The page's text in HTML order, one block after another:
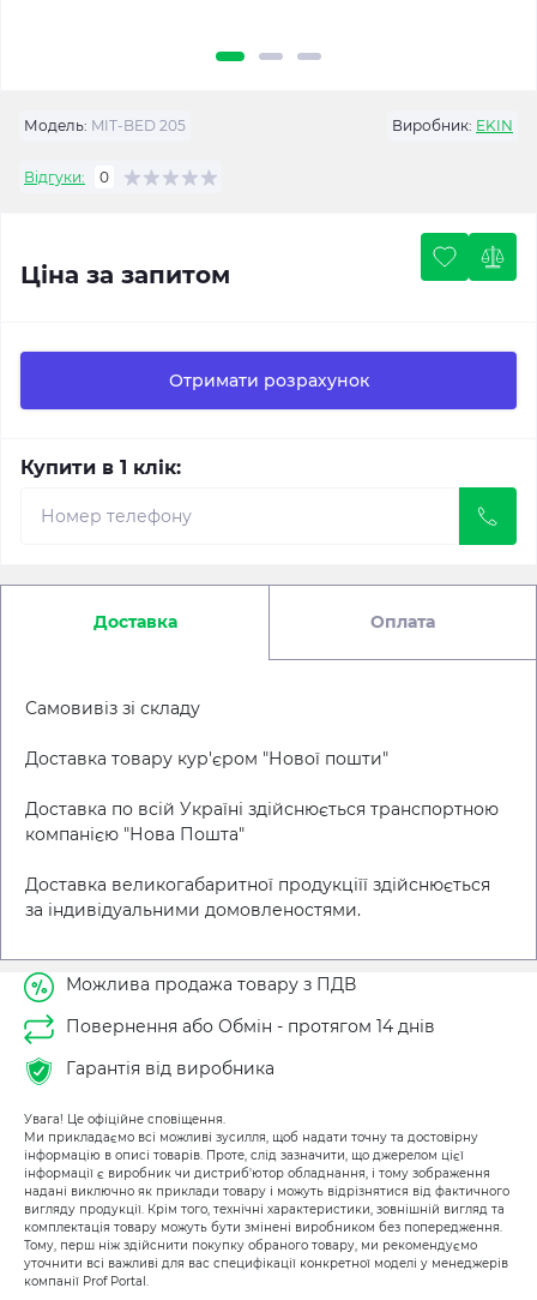
Модель: MIT-BED 205 Виробник: EKIN
Відгуки: 0
Ціна за запитом
Отримати розрахунок
Купити в 1 клік:
Доставка Оплата
Самовивіз зі складу
Доставка товару кур'єром "Нової пошти"
Доставка по всій Україні здійснюється транспортною
компанією "Нова Пошта"
Доставка великогабаритної продукціїї здійснюється
за індивідуальними домовленостями.
Можлива продажа товару з ПДВ
Повернення або Обмін - протягом 14 днів
Гарантія від виробника
Увага! Це офіційне сповіщення.
Ми прикладаємо всі можливі зусилля, щоб надати точну та достовірну
інформацію в описі товарів. Проте, слід зазначити, що джерелом цієї
інформації є виробник чи дистриб'ютор обладнання, і тому зображення
надані виключно як приклади товару і можуть відрізнятися від фактичного
вигляду продукції. Крім того, технічні характеристики, зовнішній вигляд та
комплектація товару можуть бути змінені виробником без попередження.
Тому, перш ніж здійснити покупку обраного товару, ми рекомендуємо
уточнити всі важливі для вас специфікації конкретної моделі у менеджерів
компанії Prof Portal.